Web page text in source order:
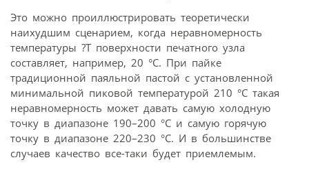
Это можно проиллюстрировать теоретически
наихудшим сценарием, когда неравномерность
температуры ?T поверхности печатного узла
составляет, например, 20 °C. При пайке
традиционной паяльной пастой с установленной
минимальной пиковой температурой 210 °C такая
неравномерность может давать самую холодную
точку в диапазоне 190–200 °C и самую горячую
точку в диапазоне 220–230 °C. И в большинстве
случаев качество все-таки будет приемлемым.